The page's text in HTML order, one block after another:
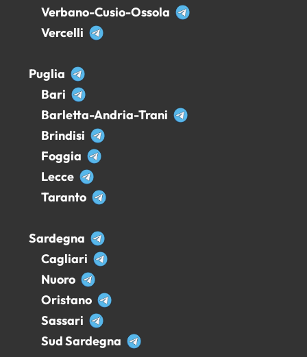
Verbano-Cusio-Ossola
Vercelli
Puglia
Bari
Barletta-Andria-Trani
Brindisi
Foggia
Lecce
Taranto
Sardegna
Cagliari
Nuoro
Oristano
Sassari
Sud Sardegna